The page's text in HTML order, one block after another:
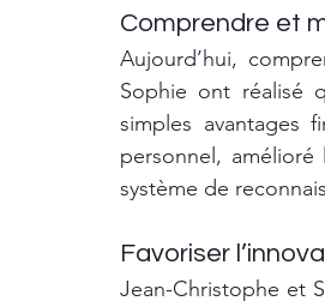
Comprendre et
Aujourd’hui,
Sophie ont réalisé
simples avantages
personnel,
système de
Favoriser
Jean-Christophe et